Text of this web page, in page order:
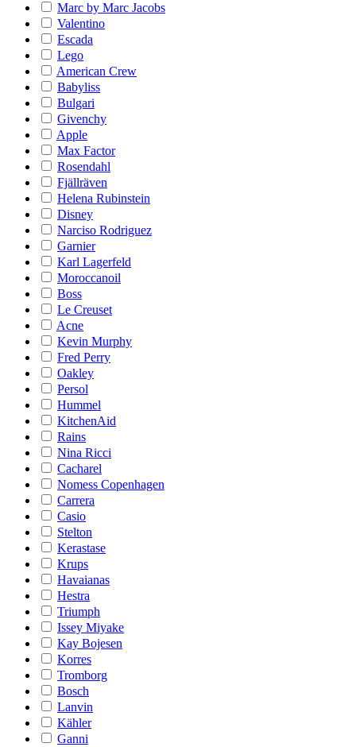
Marc by Marc Jacobs
Valentino
Escada
Lego
American Crew
Babyliss
Bulgari
Givenchy
Apple
Max Factor
Rosendahl
Fjällräven
Helena Rubinstein
Disney
Narciso Rodriguez
Garnier
Karl Lagerfeld
Moroccanoil
Boss
Le Creuset
Acne
Kevin Murphy
Fred Perry
Oakley
Persol
Hummel
KitchenAid
Rains
Nina Ricci
Cacharel
Nomess Copenhagen
Carrera
Casio
Stelton
Kerastase
Krups
Havaianas
Hestra
Triumph
Issey Miyake
Kay Bojesen
Korres
Tromborg
Bosch
Lanvin
Kähler
Ganni